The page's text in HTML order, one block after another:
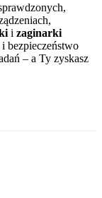
i zaginarki
bezpieczeństwo
– a Ty zyskasz